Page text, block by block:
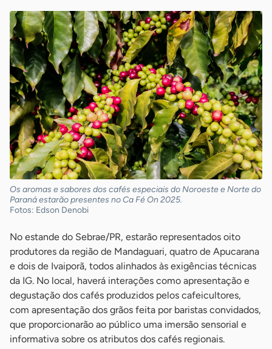
Os aromas e sabores dos cafés especiais do Noroeste e Norte do
Paraná estarão presentes no Ca Fé On 2025.
Fotos: Edson Denobi
No estande do Sebrae/PR, estarão representados oito
produtores da região de Mandaguari, quatro de Apucarana
e dois de Ivaiporã, todos alinhados às exigências técnicas
da IG. No local, haverá interações como apresentação e
degustação dos cafés produzidos pelos cafeicultores,
com apresentação dos grãos feita por baristas convidados,
que proporcionarão ao público uma imersão sensorial e
informativa sobre os atributos dos cafés regionais.